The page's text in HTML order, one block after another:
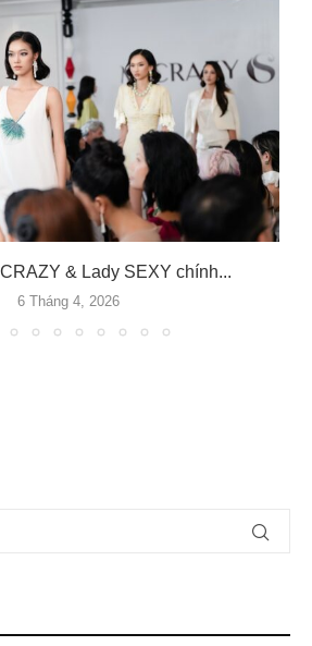
& Lady SEXY chính...
6 Tháng 4, 2026